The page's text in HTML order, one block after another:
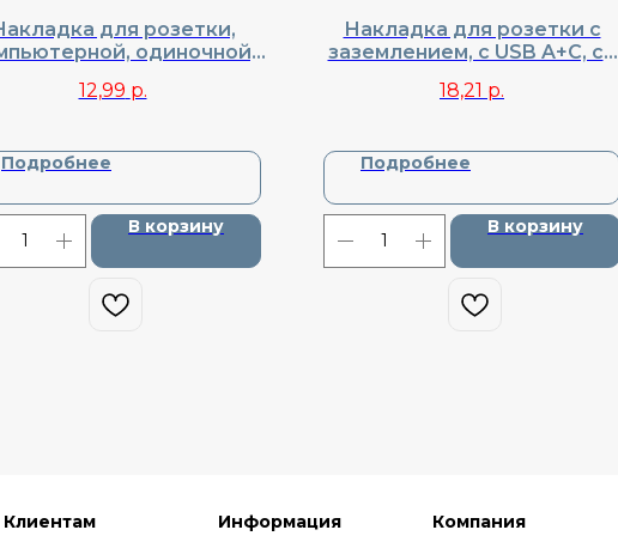
для розетки,
одиночной,
12,99 р.
Подробнее
В корзину
Накладка для розетки с
заземлением, с USB A+C, со
DA22230
18,21 р.
Подробнее
В корзину
Клиентам Информация Компания